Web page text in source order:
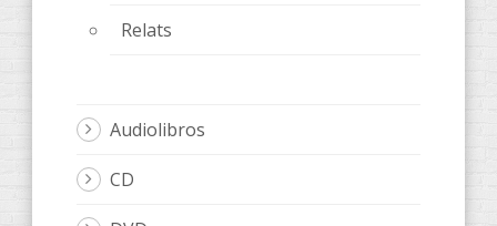
Relats
Audiolibros
CD